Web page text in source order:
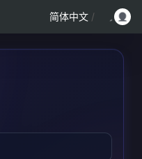
简体中文 /